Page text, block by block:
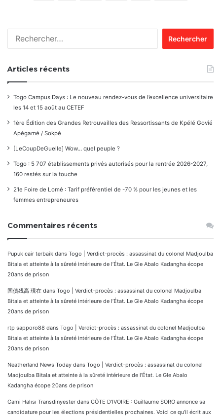
Articles récents
Togo Campus Days : Le nouveau rendez-vous de l’excellence universitaire
les 14 et 15 août au CETEF
1ère Édition des Grandes Retrouvailles des Ressortissants de Kpélé Govié
Apégamé / Sokpé
[LeCoupDeGuelle] Wow… quel peuple ?
Togo : 5 707 établissements privés autorisés pour la rentrée 2026-2027,
160 restés sur la touche
21e Foire de Lomé : Tarif préférentiel de -70 % pour les jeunes et les
femmes entrepreneures
Commentaires récents
Pupuk cair terbaik dans Togo | Verdict-procès : assassinat du colonel Madjoulba
Bitala et atteinte à la sûreté intérieure de l’État. Le Gle Abalo Kadangha écope
20ans de prison
国債残高 現在 dans Togo | Verdict-procès : assassinat du colonel Madjoulba
Bitala et atteinte à la sûreté intérieure de l’État. Le Gle Abalo Kadangha écope
20ans de prison
rtp sapporo88 dans Togo | Verdict-procès : assassinat du colonel Madjoulba
Bitala et atteinte à la sûreté intérieure de l’État. Le Gle Abalo Kadangha écope
20ans de prison
Neatherland News Today dans Togo | Verdict-procès : assassinat du colonel
Madjoulba Bitala et atteinte à la sûreté intérieure de l’État. Le Gle Abalo
Kadangha écope 20ans de prison
Cami Halısı Transdinyester dans CÔTE D’IVOIRE : Guillaume SORO annonce sa
candidature pour les élections présidentielles prochaines. Voici ce qu’il écrit aux